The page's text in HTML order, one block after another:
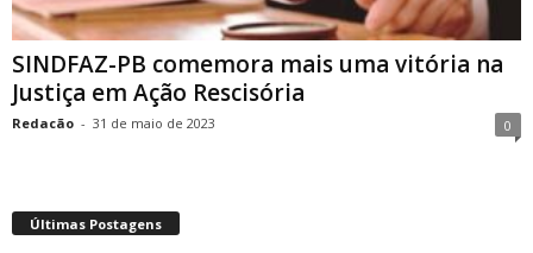
SINDFAZ-PB comemora mais uma vitória na
Justiça em Ação Rescisória
Redacão - 31 de maio de 2023 0
Últimas Postagens